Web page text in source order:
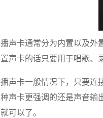
声卡通常分为内置以及外
声卡的话只要用于唱歌、
播声卡一般情况下，只要连
声卡更强调的还是声音输
可以了。